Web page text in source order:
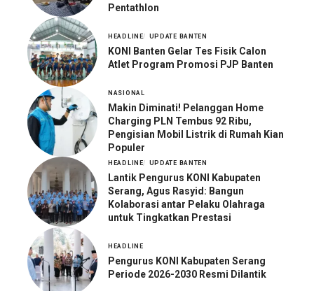
Pentathlon
HEADLINE UPDATE BANTEN
KONI Banten Gelar Tes Fisik Calon
Atlet Program Promosi PJP Banten
NASIONAL
Makin Diminati! Pelanggan Home
Charging PLN Tembus 92 Ribu,
Pengisian Mobil Listrik di Rumah Kian
Populer
HEADLINE UPDATE BANTEN
Lantik Pengurus KONI Kabupaten
Serang, Agus Rasyid: Bangun
Kolaborasi antar Pelaku Olahraga
untuk Tingkatkan Prestasi
HEADLINE
Pengurus KONI Kabupaten Serang
Periode 2026-2030 Resmi Dilantik